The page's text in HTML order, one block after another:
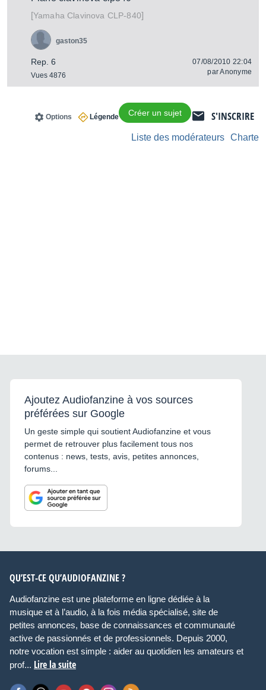
[Yamaha Clavinova CLP-840]
Rep. 6
Vues 4876
gaston35
07/08/2010 22:04
parAnonyme
S'INSCRIRE
Créer un sujet
Légende
Options
Charte
Liste des modérateurs
Ajoutez Audiofanzine à vos sources
préférées sur Google
Un geste simple qui soutient Audiofanzine et vous
permet de retrouver plus facilement tous nos
contenus : news, tests, avis, petites annonces,
forums...
QU’EST-CE QU’AUDIOFANZINE ?
Audiofanzine est une plateforme en ligne dédiée à la
musique et à l’audio, à la fois média spécialisé, site de
petites annonces, base de connaissances et communauté
active de passionnés et de professionnels. Depuis 2000,
notre vocation est simple : aider au quotidien les amateurs et
prof... Lire la suite